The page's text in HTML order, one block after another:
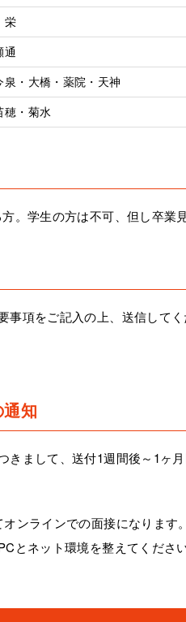
栄
通
泉・大橋・薬院・天神
穂・菊水
。学生の方は不可、但し卒業
項をご記入の上、送信してく
知
きまして、送付1週間後～1ヶ
ンラインでの面接になりま
とネット環境を整えてください